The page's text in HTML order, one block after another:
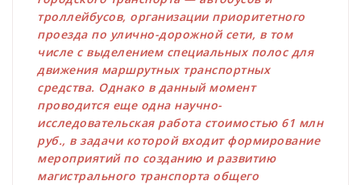
троллейбусов, организации приоритетного
проезда по улично-дорожной сети, в том
числе с выделением специальных полос для
движения маршрутных транспортных
средства. Однако в данный момент
проводится еще одна научно-
исследовательская работа стоимостью 61 млн
руб., в задачи которой входит формирование
мероприятий по созданию и развитию
магистрального транспорта общего